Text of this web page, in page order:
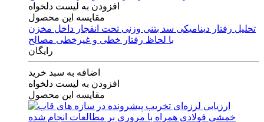
افزودن به لیست دلخواه
مقایسه این محصول
تحلیل رفتار دینامیکی سد بتنی وزنی تحت انفجار داخل مخزن
با لحاظ رفتار خطی و غیرخطی مصالح
رایگان
اضافه به سبد خرید
افزودن به لیست دلخواه
مقایسه این محصول